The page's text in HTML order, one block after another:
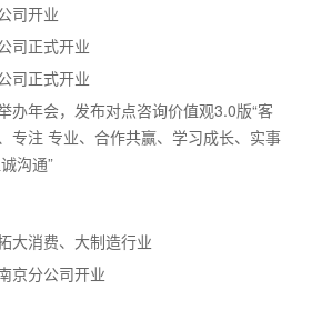
司开业
司正式开业
司正式开业
办年会，发布对点咨询价值观3.0版“客
专注 专业、合作共赢、学习成长、实事
沟通”
大消费、大制造行业
京分公司开业